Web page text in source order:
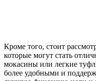
Кроме того, стоит
которые могут стать
мокасины или легкие
более удобными и